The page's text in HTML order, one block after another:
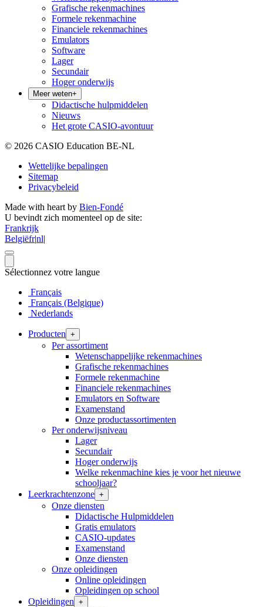
Grafische rekenmachines
Formele rekenmachine
Financiele rekenmachines
Emulators
Software
Lager
Secundair
Hoger onderwijs
Meer weten+
Didactische hulpmiddelen
Nieuws
Het grote CASIO-avontuur
© 2026 CASIO Education BE-NL
Wettelijke bepalingen
Sitemap
Privacybeleid
Made with heart by Bien-Fondé
U bevindt zich momenteel op de site:
Frankrijk
Belgiëfr|nl|
Sélectionnez votre langue
Français
Français (Belgique)
Nederlands
Producten +
Per assortiment
Wetenschappelijke rekenmachines
Grafische rekenmachines
Formele rekenmachine
Financiele rekenmachines
Emulators en Software
Examenstand
Onze productassortimenten
Per onderwijsniveau
Lager
Secundair
Hoger onderwijs
Welke rekenmachine kies je voor het nieuwe
schooljaar?
Leerkrachtenzone +
Onze diensten
Didactische Hulpmiddelen
Gratis emulators
CASIO-updates
Examenstand
Onze diensten
Onze opleidingen
Online opleidingen
Opleidingen op school
Opleidingen +